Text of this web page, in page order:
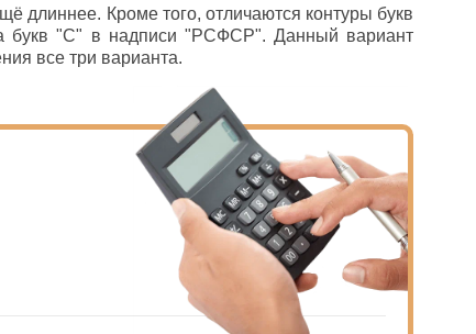
длиннее. Кроме того, отличаются контуры букв
букв "С" в надписи "РСФСР". Данный вариант
все три варианта.